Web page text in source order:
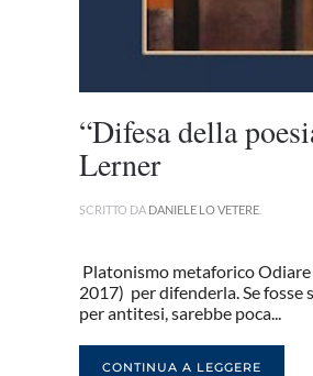
“Difesa della
Lerner
SCRITTO DA DANIELE LO VETERE
Platonismo metaforico Odiare
2017) per difenderla. Se fosse
per antitesi, sarebbe poca...
CONTINUA A LEGGERE